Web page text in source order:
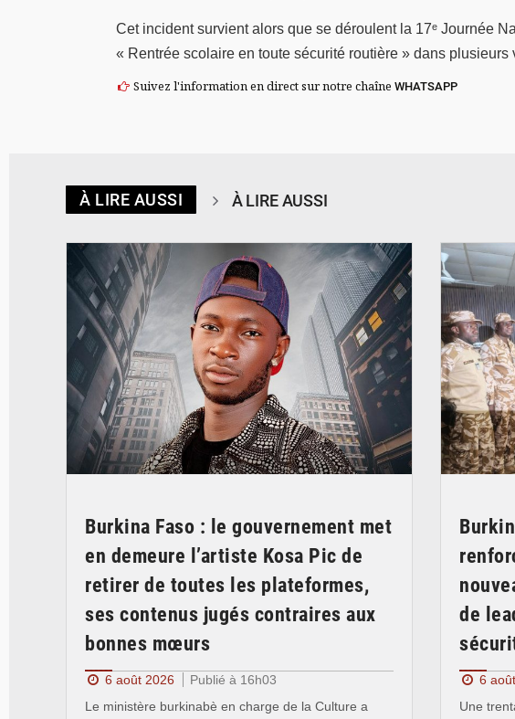
Cet incident survient alors que se déroulent la 17ᵉ Journée
« Rentrée scolaire en toute sécurité routière » dans plusieurs
Suivez l'information en direct sur notre chaîneWHATSAPP
À LIRE AUSSI À LIRE AUSSI
Burkina Faso : le gouvernement met
en demeure l’artiste Kosa Pic de
retirer de toutes les plateformes,
ses contenus jugés contraires aux
bonnes mœurs
6 août 2026
Publié à 16h03
Le ministère burkinabè en charge de la Culture a
de
6
Une